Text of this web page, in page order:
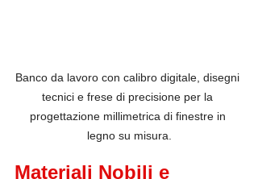
Banco da lavoro con calibro digitale, disegni
tecnici e frese di precisione per la
progettazione millimetrica di finestre in
legno su misura.
Materiali Nobili e